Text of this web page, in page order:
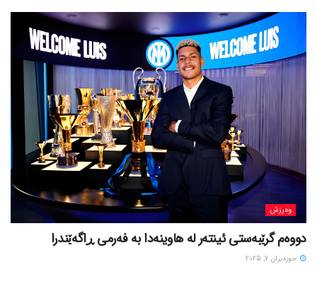
وەرزش
دووەم گرێبەستی ئینتەر لە هاوینەدا بە فەرمی ڕاگەێندرا
حوزه‌یران 7, 2025